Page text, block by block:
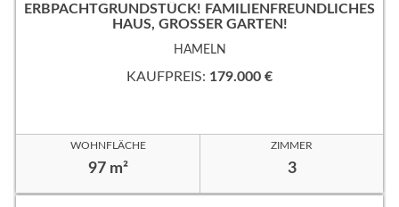
ERBPACHTGRUNDSTÜCK! FAMILIENFREUNDLICHES
HAUS, GROSSER GARTEN!
HAMELN
KAUFPREIS: 179.000 €
WOHNFLÄCHE
97 m²
ZIMMER
3